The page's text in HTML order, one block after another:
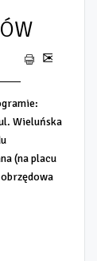
Wieluńska
(na placu